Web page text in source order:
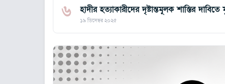
৬ হাদীর হত্যাকারীদের দৃষ্টান্তমূলক শাস্তির
১৯ ডিসেম্বর ২০২৫